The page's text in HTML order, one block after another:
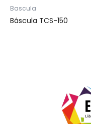
Bascula
Báscula TCS-150